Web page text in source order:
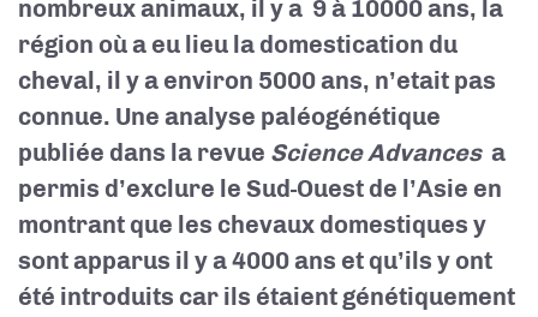
nombreux animaux, il y a 9 à 10000 ans, la
région où a eu lieu la domestication du
cheval, il y a environ 5000 ans, n’etait pas
connue. Une analyse paléogénétique
publiée dans la revue Science Advancesa
permis d’exclure le Sud-Ouest de l’Asie en
montrant que les chevaux domestiques y
sont apparus il y a 4000 ans et qu’ils y ont
été introduits car ils étaient génétiquement